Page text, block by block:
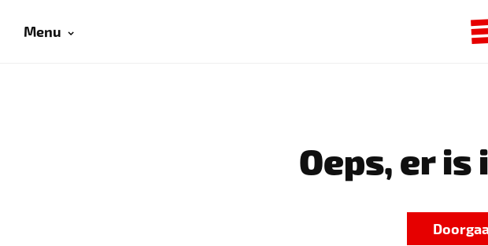
Menu
Oeps, er is